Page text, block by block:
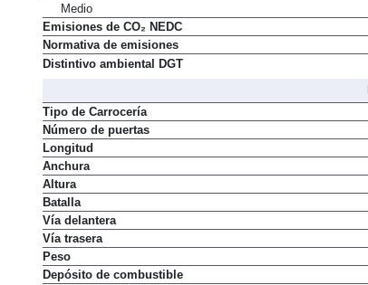
Medio
Emisiones de CO₂ NEDC
Normativa de emisiones
Distintivo ambiental DGT
Tipo de Carrocería
Número de puertas
Longitud
Anchura
Altura
Batalla
Vía delantera
Vía trasera
Peso
Depósito de combustible